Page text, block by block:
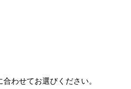
わせてお選びください。